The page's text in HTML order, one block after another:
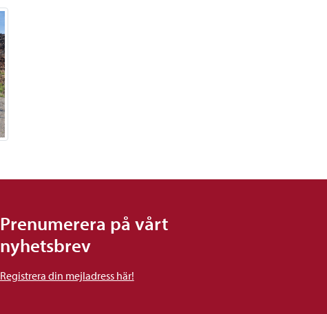
Prenumerera på vårt
nyhetsbrev
Registrera din mejladress här!